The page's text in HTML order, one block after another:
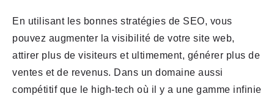
En utilisant les bonnes stratégies de SEO, vous
pouvez augmenter la visibilité de votre site web,
attirer plus de visiteurs et ultimement, générer plus de
ventes et de revenus. Dans un domaine aussi
compétitif que le high-tech où il y a une gamme infinie